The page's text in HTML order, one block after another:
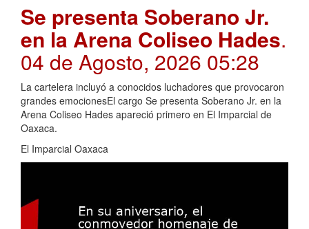
Se presenta Soberano Jr.
en la Arena Coliseo Hades.
04 de Agosto, 2026 05:28
La cartelera incluyó a conocidos luchadores que provocaron
grandes emocionesEl cargo Se presenta Soberano Jr. en la
Arena Coliseo Hades apareció primero en El Imparcial de
Oaxaca.
El Imparcial Oaxaca